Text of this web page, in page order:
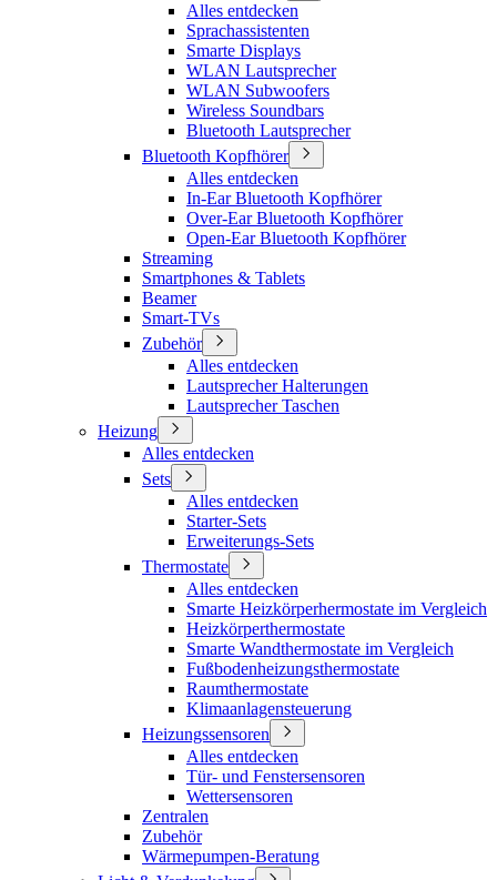
Alles entdecken
Sprachassistenten
Smarte Displays
WLAN Lautsprecher
WLAN Subwoofers
Wireless Soundbars
Bluetooth Lautsprecher
Bluetooth Kopfhörer
Alles entdecken
In-Ear Bluetooth Kopfhörer
Over-Ear Bluetooth Kopfhörer
Open-Ear Bluetooth Kopfhörer
Streaming
Smartphones & Tablets
Beamer
Smart-TVs
Zubehör
Alles entdecken
Lautsprecher Halterungen
Lautsprecher Taschen
Heizung
Alles entdecken
Sets
Alles entdecken
Starter-Sets
Erweiterungs-Sets
Thermostate
Alles entdecken
Smarte Heizkörperhermostate im Vergleich
Heizkörperthermostate
Smarte Wandthermostate im Vergleich
Fußbodenheizungsthermostate
Raumthermostate
Klimaanlagensteuerung
Heizungssensoren
Alles entdecken
Tür- und Fenstersensoren
Wettersensoren
Zentralen
Zubehör
Wärmepumpen-Beratung